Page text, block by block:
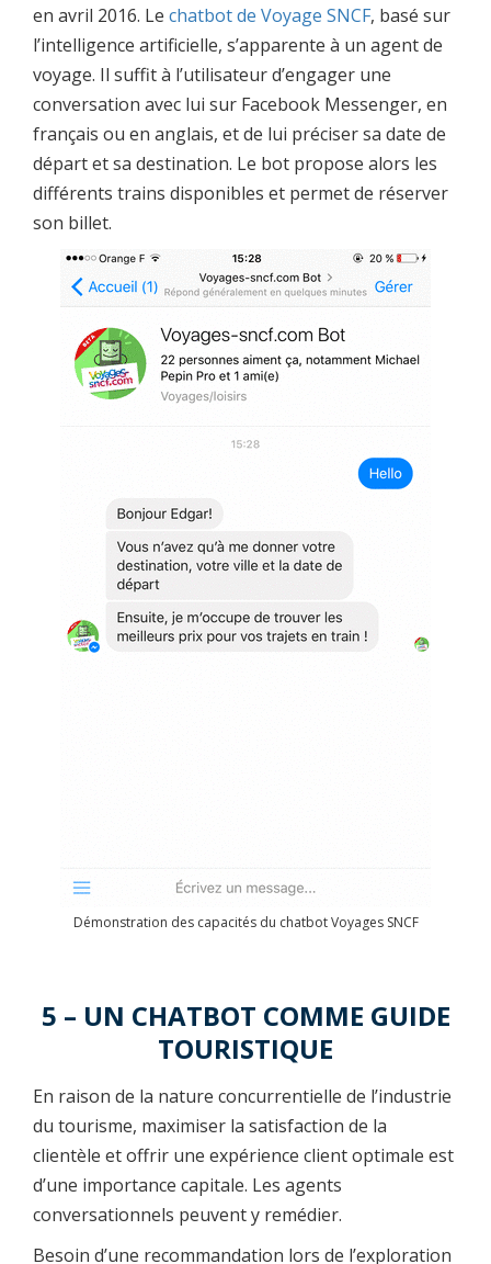
en avril 2016. Le chatbot de Voyage SNCF, basé sur
l’intelligence artificielle, s’apparente à un agent de
voyage. Il suffit à l’utilisateur d’engager une
conversation avec lui sur Facebook Messenger, en
français ou en anglais, et de lui préciser sa date de
départ et sa destination. Le bot propose alors les
différents trains disponibles et permet de réserver
son billet.
Démonstration des capacités du chatbot Voyages SNCF
5 – UN CHATBOT COMME GUIDE
TOURISTIQUE
En raison de la nature concurrentielle de l’industrie
du tourisme, maximiser la satisfaction de la
clientèle et offrir une expérience client optimale est
d’une importance capitale. Les agents
conversationnels peuvent y remédier.
Besoin d’une recommandation lors de l’exploration